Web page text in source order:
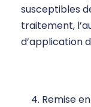
susceptibles
traitement,
d’application
Remise